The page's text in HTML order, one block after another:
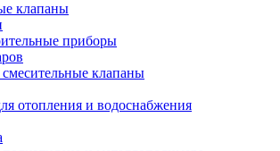
клапаны
приборы
смесительные клапаны
отопления и водоснабжения